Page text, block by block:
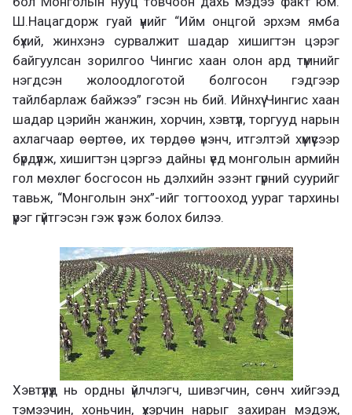
Ш.Нацагдорж гуай үүнийг “Ийм онцгой эрхэм ямба
бүхий, жинхэнэ сурвалжит шадар хишигтэн цэрэг
байгуулсан зорилгоо Чингис хаан олон ард түмнийг
нэгдсэн жолоодлоготой болгосон гэдгээр
тайлбарлаж байжээ” гэсэн нь бий. Ийнхүү Чингис хаан
шадар цэрийн жанжин, хорчин, хэвтүүл, торгууд нарын
ахлагчаар өөртөө, их төрдөө үнэнч, итгэлтэй хүмүүсээр
бүрдүүлж, хишигтэн цэргээ дайны үед монголын армийн
гол мөхлөг босгосон нь дэлхийн эзэнт гүрний суурийг
тавьж, “Монголын энх”-ийг тогтооход уураг тархины
үүрэг гүйтгэсэн гэж үзэж болох билээ.
Хэвтүүлүүд нь ордны үйлчлэгч, шивэгчин, сөнч хийгээд
тэмээчин, хоньчин, үхэрчин нарыг захиран мэдэж,